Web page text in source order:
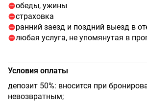
обеды, ужины
страховка
ранний заезд и поздний выезд в
любая услуга, не упомянутая в
Условия оплаты
депозит 50%: вносится при
невозвратным;